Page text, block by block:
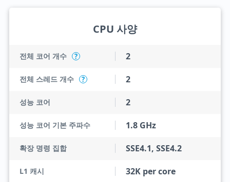
CPU 사양
전체 코어 개수 ? 2
전체 스레드 개수 ? 2
성능 코어 2
성능 코어 기본 주파수 1.8 GHz
확장 명령 집합 SSE4.1, SSE4.2
L1 캐시 32K per core